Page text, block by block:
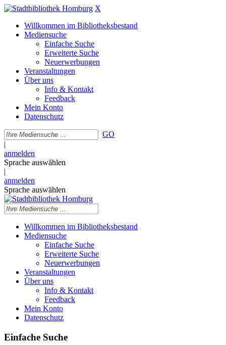
X
Willkommen im Bibliotheksbestand
Mediensuche
Einfache Suche
Erweiterte Suche
Neuerwerbungen
Veranstaltungen
Über uns
Info & Kontakt
Feedback
Mein Konto
Datenschutz
GO
|
anmelden
Sprache auswählen
|
anmelden
Sprache auswählen
Willkommen im Bibliotheksbestand
Mediensuche
Einfache Suche
Erweiterte Suche
Neuerwerbungen
Veranstaltungen
Über uns
Info & Kontakt
Feedback
Mein Konto
Datenschutz
Einfache Suche